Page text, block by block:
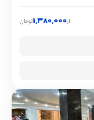
از1,380,000تومان